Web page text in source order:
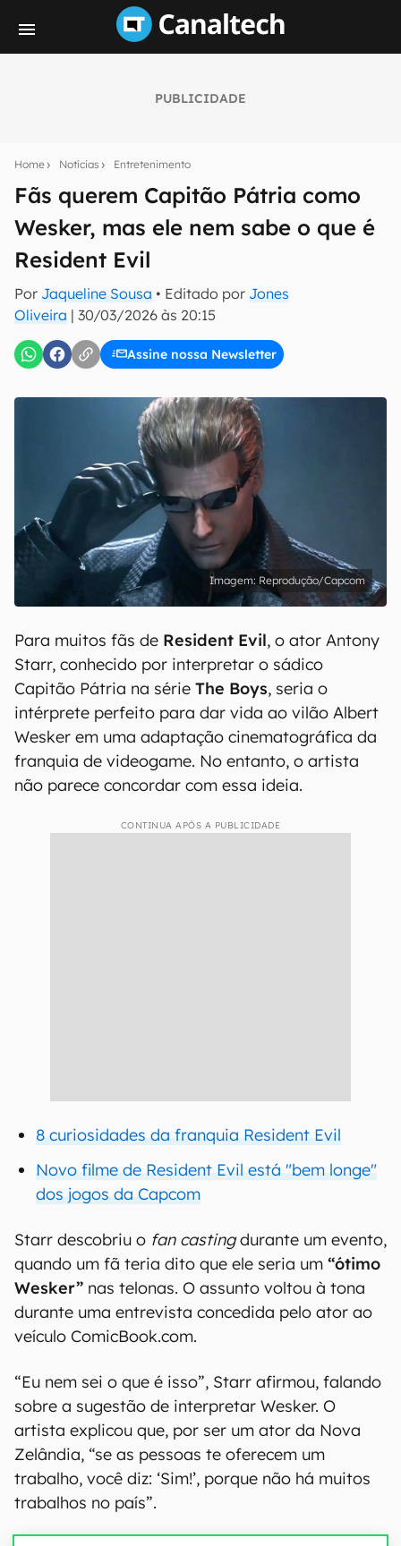
PUBLICIDADE
Home Notícias Entretenimento
Fãs querem Capitão Pátria como
Wesker, mas ele nem sabe o que é
Resident Evil
Por Jaqueline Sousa • Editado por Jones
Oliveira | 30/03/2026 às 20:15
Assine nossa Newsletter
notícias e reviews sobre tecnologia em primeira
E-mail
inscreva-se
Confirmo que li, aceito e concordo com os Termos de
Uso e Política de Privacidade do Canaltech.
Reprodução/Capcom
Para muitos fãs de Resident Evil, o ator Antony
Starr, conhecido por interpretar o sádico
Capitão Pátria na série The Boys, seria o
intérprete perfeito para dar vida ao vilão Albert
Wesker em uma adaptação cinematográfica da
franquia de videogame. No entanto, o artista
não parece concordar com essa ideia.
CONTINUA APÓS A PUBLICIDADE
8 curiosidades da franquia Resident Evil
Novo filme de Resident Evil está "bem longe"
dos jogos da Capcom
Starr descobriu o fan castingdurante um evento,
quando um fã teria dito que ele seria um “ótimo
Wesker” nas telonas. O assunto voltou à tona
durante uma entrevista concedida pelo ator ao
veículo ComicBook.com.
“Eu nem sei o que é isso”, Starr afirmou, falando
sobre a sugestão de interpretar Wesker. O
artista explicou que, por ser um ator da Nova
Zelândia, “se as pessoas te oferecem um
trabalho, você diz: ‘Sim!’, porque não há muitos
trabalhos no país”.